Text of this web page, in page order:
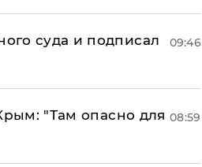
суда и подписал
09:46
"Там опасно для 08:59